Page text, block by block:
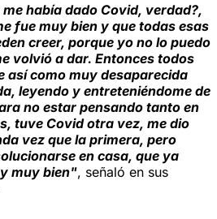
había dado Covid, verdad?,
fue muy bien y que todas esas
creer, porque yo no lo puedo
volvió a dar. Entonces todos
así como muy desaparecida
leyendo y entreteniéndome de
no estar pensando tanto en
tuve Covid otra vez, me dio
vez que la primera, pero
en casa, que ya
muy bien", señaló en sus